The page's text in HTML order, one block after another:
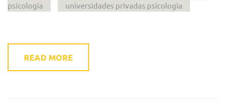
psicología
universidades privadas psicologia
READ MORE